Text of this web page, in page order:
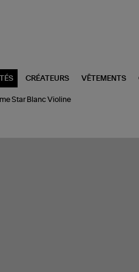
CRÉATEURS VÊTEMENTS
Star Blanc Violine